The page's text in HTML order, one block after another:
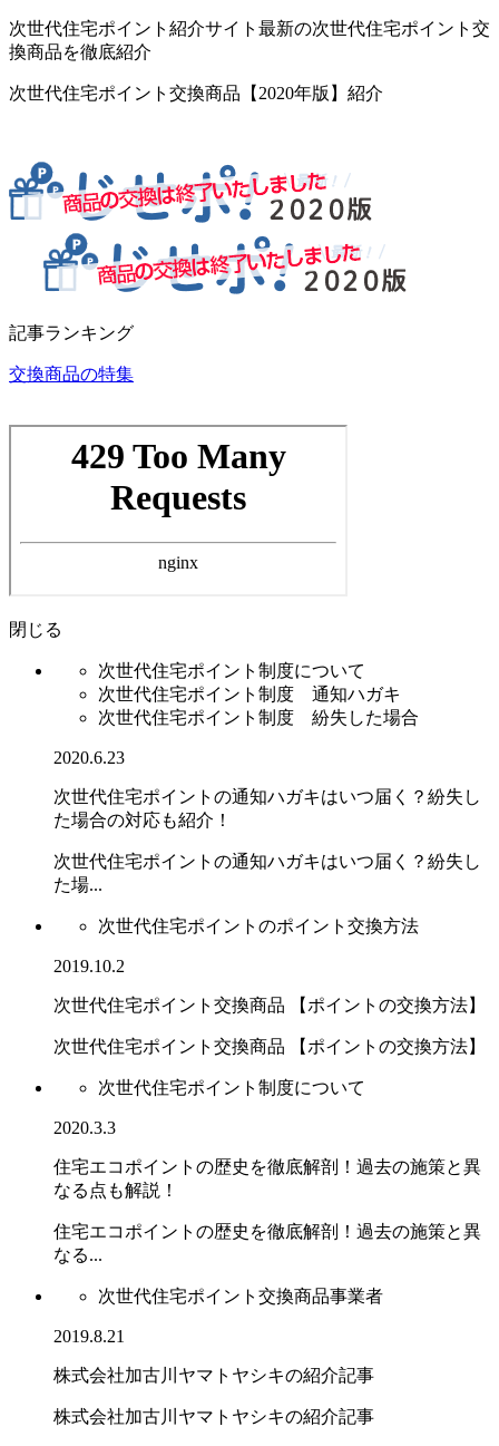
次世代住宅ポイント紹介サイト最新の次世代住宅ポイント交
換商品を徹底紹介
次世代住宅ポイント交換商品【2020年版】紹介
記事ランキング
交換商品の特集
閉じる
次世代住宅ポイント制度について
次世代住宅ポイント制度 通知ハガキ
次世代住宅ポイント制度 紛失した場合
2020.6.23
次世代住宅ポイントの通知ハガキはいつ届く？紛失し
た場合の対応も紹介！
次世代住宅ポイントの通知ハガキはいつ届く？紛失し
た場...
次世代住宅ポイントのポイント交換方法
2019.10.2
次世代住宅ポイント交換商品 【ポイントの交換方法】
次世代住宅ポイント交換商品 【ポイントの交換方法】
次世代住宅ポイント制度について
2020.3.3
住宅エコポイントの歴史を徹底解剖！過去の施策と異
なる点も解説！
住宅エコポイントの歴史を徹底解剖！過去の施策と異
なる...
次世代住宅ポイント交換商品事業者
2019.8.21
株式会社加古川ヤマトヤシキの紹介記事
株式会社加古川ヤマトヤシキの紹介記事